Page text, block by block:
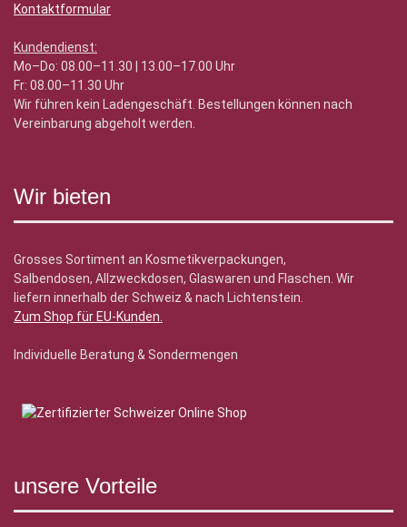
Kontaktformular
Kundendienst:
Mo–Do: 08.00–11.30 | 13.00–17.00 Uhr
Fr: 08.00–11.30 Uhr
Wir führen kein Ladengeschäft. Bestellungen können nach
Vereinbarung abgeholt werden.
Wir bieten
Grosses Sortiment an Kosmetikverpackungen,
Salbendosen, Allzweckdosen, Glaswaren und Flaschen. Wir
liefern innerhalb der Schweiz & nach Lichtenstein.
Zum Shop für EU-Kunden.
Individuelle Beratung & Sondermengen
unsere Vorteile